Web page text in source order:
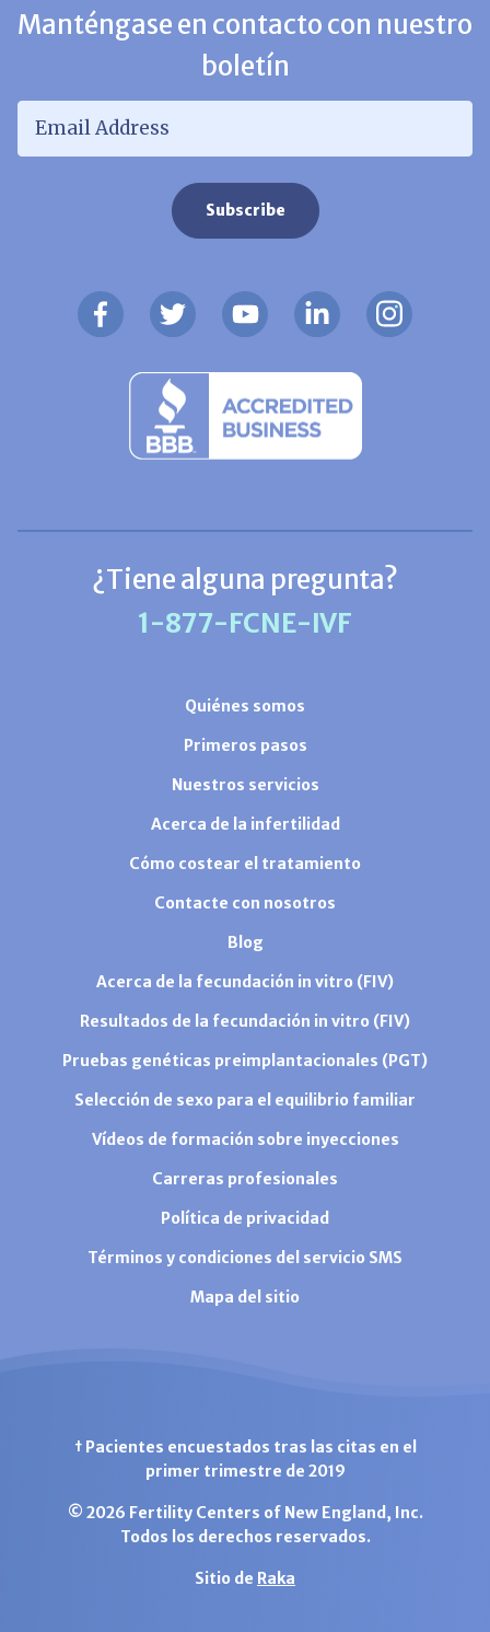
Manténgase en contacto con nuestro
boletín
¿Tiene alguna pregunta?
1-877-FCNE-IVF
Quiénes somos
Primeros pasos
Nuestros servicios
Acerca de la infertilidad
Cómo costear el tratamiento
Contacte con nosotros
Blog
Acerca de la fecundación in vitro (FIV)
Resultados de la fecundación in vitro (FIV)
Pruebas genéticas preimplantacionales (PGT)
Selección de sexo para el equilibrio familiar
Vídeos de formación sobre inyecciones
Carreras profesionales
Política de privacidad
Términos y condiciones del servicio SMS
Mapa del sitio
† Pacientes encuestados tras las citas en el
primer trimestre de 2019
© 2026 Fertility Centers of New England, Inc.
Todos los derechos reservados.
Sitio de Raka